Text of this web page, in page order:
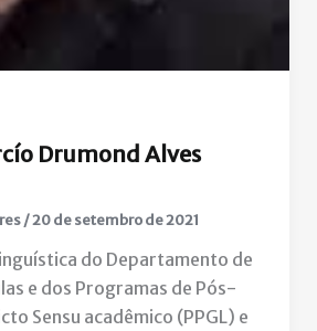
Drumond Alves
/20 de setembro de 2021
do Departamento de
e dos Programas de Pós-
Sensu acadêmico (PPGL) e